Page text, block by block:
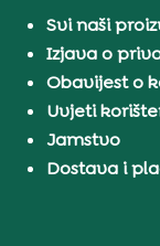
Svi naši
Izjava o
Obavijest o
Uvjeti
Jamstvo
Dostava i